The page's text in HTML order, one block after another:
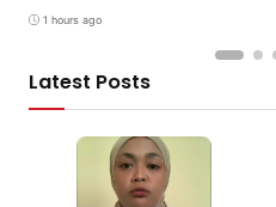
1 hours ago
Latest Posts